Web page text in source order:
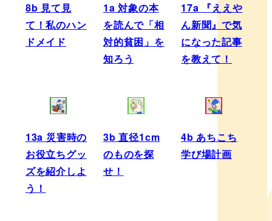
8b 見て見
て！私のハン
ドメイド
1a 対象の本
を読んで「相
対的貧困」を
知ろう
17a 『ええや
ん新聞』で気
になった記事
を教えて！
13a 災害時の
お役立ちグッ
ズを紹介しよ
う！
3b 直径1cm
のものを探
せ！
4b あちこち
学び場計画